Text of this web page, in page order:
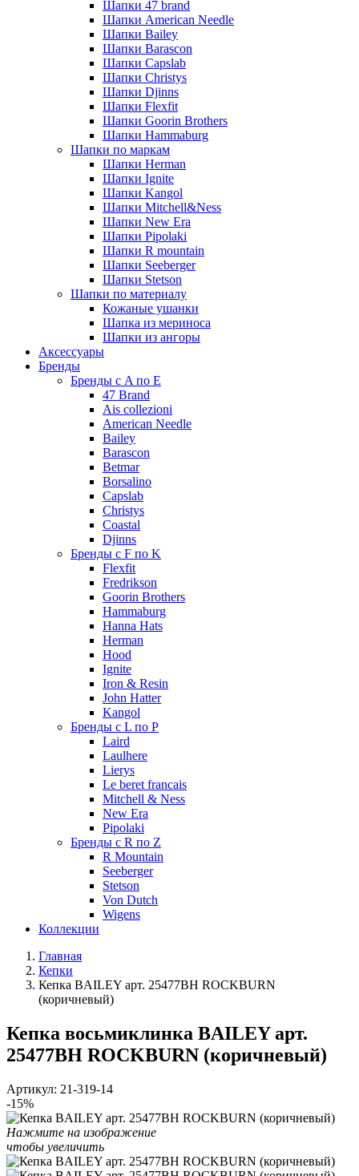
Шапки 47 brand
Шапки American Needle
Шапки Bailey
Шапки Barascon
Шапки Capslab
Шапки Christys
Шапки Djinns
Шапки Flexfit
Шапки Goorin Brothers
Шапки Hammaburg
Шапки по маркам
Шапки Herman
Шапки Ignite
Шапки Kangol
Шапки Mitchell&Ness
Шапки New Era
Шапки Pipolaki
Шапки R mountain
Шапки Seeberger
Шапки Stetson
Шапки по материалу
Кожаные ушанки
Шапка из мериноса
Шапки из ангоры
Аксессуары
Бренды
Бренды с A по E
47 Brand
Ais collezioni
American Needle
Bailey
Barascon
Betmar
Borsalino
Capslab
Christys
Coastal
Djinns
Бренды с F по K
Flexfit
Fredrikson
Goorin Brothers
Hammaburg
Hanna Hats
Herman
Hood
Ignite
Iron & Resin
John Hatter
Kangol
Бренды с L по P
Laird
Laulhere
Lierys
Le beret francais
Mitchell & Ness
New Era
Pipolaki
Бренды с R по Z
R Mountain
Seeberger
Stetson
Von Dutch
Wigens
Коллекции
Главная
Кепки
Кепка BAILEY арт. 25477BH ROCKBURN
(коричневый)
Кепка восьмиклинка BAILEY арт.
25477BH ROCKBURN (коричневый)
Артикул: 21-319-14
-15%
Нажмите на изображение
чтобы увеличить